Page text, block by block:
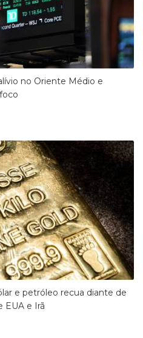
no Oriente Médio e
e petróleo recua diante de
EUA e Irã